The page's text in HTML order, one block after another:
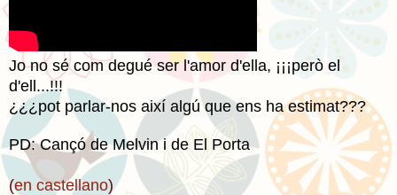
Jo no sé com degué ser l'amor d'ella, ¡¡¡però el
d'ell...!!!
¿¿¿pot parlar-nos així algú que ens ha estimat???
PD: Cançó de Melvin i de El Porta
(en castellano)